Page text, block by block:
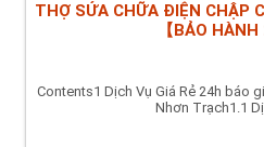
THỢ SỬA CHỮA ĐIỆN CHẬP
【BẢO HÀNH
Contents1 Dịch Vụ Giá Rẻ 24h báo
Nhơn Trạch1.1